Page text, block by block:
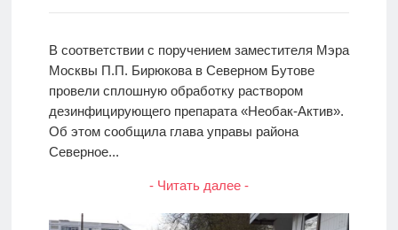
В соответствии с поручением заместителя Мэра
Москвы П.П. Бирюкова в Северном Бутове
провели сплошную обработку раствором
дезинфицирующего препарата «Необак-Актив».
Об этом сообщила глава управы района
Северное...
- Читать далее -